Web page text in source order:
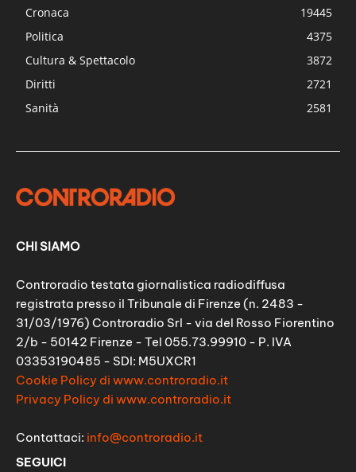
Cronaca
19445
Politica
4375
Cultura & Spettacolo
3872
Diritti
2721
Sanità
2581
CHI SIAMO
Controradio testata giornalistica radiodiffusa
registrata presso il Tribunale di Firenze (n. 2483 -
31/03/1976) Controradio Srl - via del Rosso Fiorentino
2/b - 50142 Firenze - Tel 055.73.99910 - P. IVA
03353190485 - SDI: M5UXCR1
Cookie Policy di www.controradio.it
Privacy Policy di www.controradio.it
Contattaci: info@controradio.it
SEGUICI